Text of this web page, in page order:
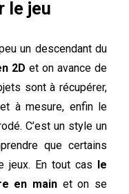
le jeu
un descendant du
2D et on avance de
sont à récupérer,
à mesure, enfin le
C’est un style un
que certains
jeux. En tout cas le
en main et on se